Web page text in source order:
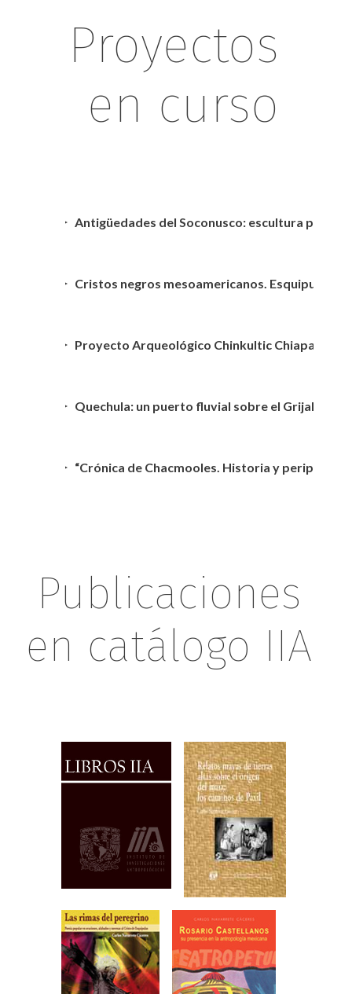
Antigüedades del Soconusco: escultura
Cristos negros mesoamericanos. Esquipulas:
Proyecto Arqueológico Chinkultic Chiapas
Quechula: un puerto fluvial sobre el Grijalva
“Crónica de
Proyectos
en curso
Publicaciones
en catálogo IIA